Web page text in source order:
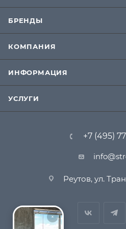
БРЕНДЫ
КОМПАНИЯ
ИНФОРМАЦИЯ
УСЛУГИ
+7 (495)
Реутов, ул.